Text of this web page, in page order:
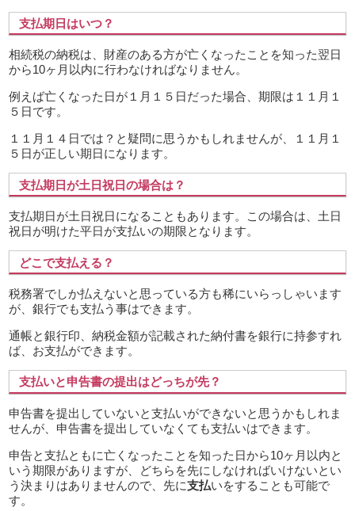
支払期日はいつ？
相続税の納税は、財産のある方が亡くなったことを知った翌日
から10ヶ月以内に行わなければなりません。
例えば亡くなった日が１月１５日だった場合、期限は１１月１
５日です。
１１月１４日では？と疑問に思うかもしれませんが、１１月１
５日が正しい期日になります。
支払期日が土日祝日の場合は？
支払期日が土日祝日になることもあります。この場合は、土日
祝日が明けた平日が支払いの期限となります。
どこで支払える？
税務署でしか払えないと思っている方も稀にいらっしゃいます
が、銀行でも支払う事はできます。
通帳と銀行印、納税金額が記載された納付書を銀行に持参すれ
ば、お支払ができます。
支払いと申告書の提出はどっちが先？
申告書を提出していないと支払いができないと思うかもしれま
せんが、申告書を提出していなくても支払いはできます。
申告と支払ともに亡くなったことを知った日から10ヶ月以内と
いう期限がありますが、どちらを先にしなければいけないとい
う決まりはありませんので、先に支払いをすることも可能で
す。